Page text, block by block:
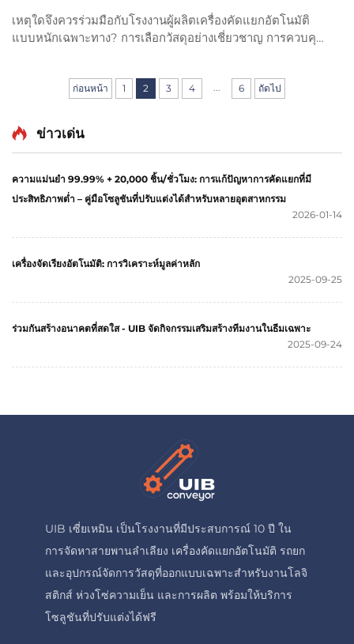
เหตุใดจึงควรร่วมมือกับโรงงานผู้ผลิตเครื่องคัดแยกอัตโนมัติ
แบบหนักเฉพาะทาง? การเลือกวัสดุอย่างเชี่ยวชาญ การควบคุม
ระบบจะทำงานได้อย่างเชื่อถือได้นานกว่า 10 ปี รับรองความ
ก่อนหน้า 1 2 3 4 6 ถัดไป
ข่าวเด่น
ความแม่นยำ 99.99% + 20,000 ชิ้น/ชั่วโมง: การแก้ปัญหาการคัดแยกที่มี
ประสิทธิภาพต่ำ – คู่มือโซลูชันที่ปรับแต่งได้สำหรับหลายอุตสาหกรรม
2026-01-14
เครื่องจัดเรียงอัตโนมัติ: การวิเคราะห์มูลค่าหลัก
2025-09-25
ร่วมกันสร้างอนาคตที่สดใส - UIB จัดกิจกรรมเสริมสร้างทีมงานในธีมเฉพาะ
2025-09-24
UIB เซี่ยเหมิน เป็นโรงงานที่มีประสบการณ์ 10 ปี ใน
การจัดหาสายพานลำเลียง เครื่องคัดแยกอัตโนมัติ รถยก
และอุปกรณ์จัดการวัสดุที่ออกแบบเฉพาะสำหรับงานโลจิ
สติกส์ ห่วงโซ่ความเย็น และการผลิต พร้อมให้บริการ
โซลูชันที่ปรับแต่งได้ฟรี